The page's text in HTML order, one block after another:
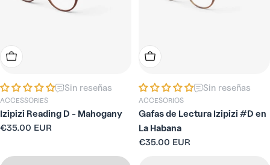
Elige Opciones
Sin reseñas
ACCESSORIES
Izipizi Reading D - Mahogany
Precio
€35.00 EUR
Elige Opciones
Sin reseñas
ACCESORIOS
Gafas de Lectura Izipizi #D en
La Habana
Precio
€35.00 EUR